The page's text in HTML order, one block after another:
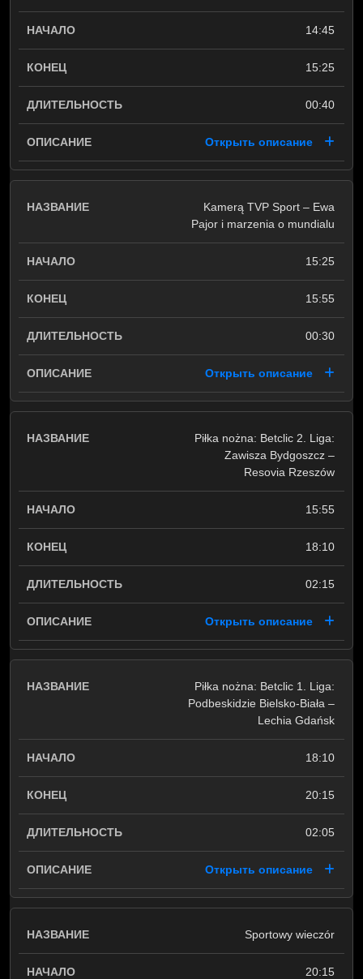
14:45
15:25
00:40
Открыть описание
Kamerą TVP Sport – Ewa
Pajor i marzenia o mundialu
15:25
15:55
00:30
Открыть описание
Piłka nożna: Betclic 2. Liga:
Zawisza Bydgoszcz –
Resovia Rzeszów
15:55
18:10
02:15
Открыть описание
Piłka nożna: Betclic 1. Liga:
Podbeskidzie Bielsko-Biała –
Lechia Gdańsk
18:10
20:15
02:05
Открыть описание
Sportowy wieczór
20:15